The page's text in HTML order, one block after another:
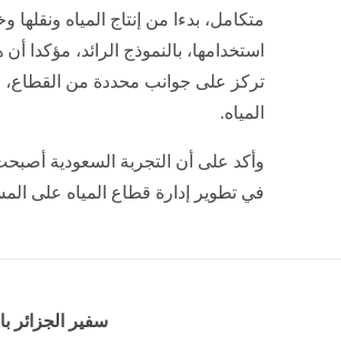
متكامل، بدءا من إنتاج المياه ونقلها
استخدامها، بالنموذج الرائد، مؤكدا
تركز على جوانب محددة من القطاع،
المياه.
وأكد على أن التجربة السعودية أصبحت
في تطوير إدارة قطاع المياه على
سفير الجزائر